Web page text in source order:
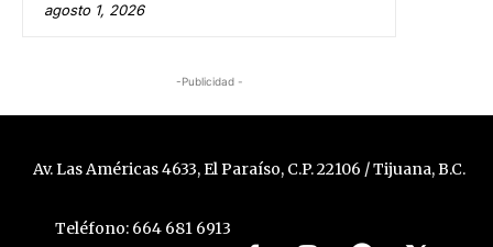
agosto 1, 2026
-Publicidad -
Av. Las Américas 4633, El Paraíso, C.P. 22106 / Tijuana, B.C.
Teléfono: 664 681 6913